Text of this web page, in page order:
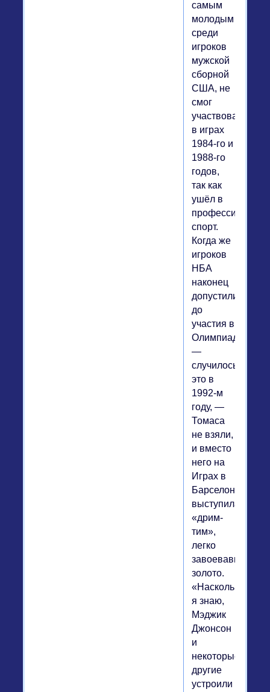
самым
молодым
среди
игроков
мужской
сборной
США, не
смог
участвовать
в играх
1984-го и
1988-го
годов,
так как
ушёл в
спорт.
Когда же
игроков
НБА
наконец
допустили
до
участия в
Олимпиадах
—
случилось
это в
1992-м
году, —
Томаса
не взяли,
и вместо
него на
Играх в
Барселоне
выступила
«дрим-
тим»,
легко
завоевавшая
золото.
«Насколько
я знаю,
Мэджик
Джонсон
и
некоторые
другие
устроили